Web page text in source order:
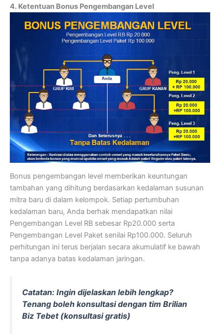
4. Ketentuan Bonus Pengembangan Level
Bonus pengembangan level memberikan keuntungan
tambahan yang dihitung berdasarkan kedalaman susunan
mitra baru di dalam kelompok. Setiap pertumbuhan
kedalaman baru, Anda berhak mendapatkan nilai
Pengembangan Level RB sebesar Rp20.000 serta
Pengembangan Level Paket senilai Rp100.000. Seluruh
perhitungan ini terus berjalan secara akumulatif ke bawah
tanpa adanya batas kedalaman jaringan.
Catatan: Ingin dijelaskan lebih lengkap?
Tenang boleh konsultasi dengan tim Brilian
Biz Tebet (konsultasi gratis)